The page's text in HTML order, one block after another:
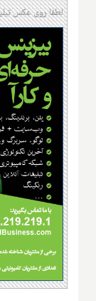
لطفا روی عکس